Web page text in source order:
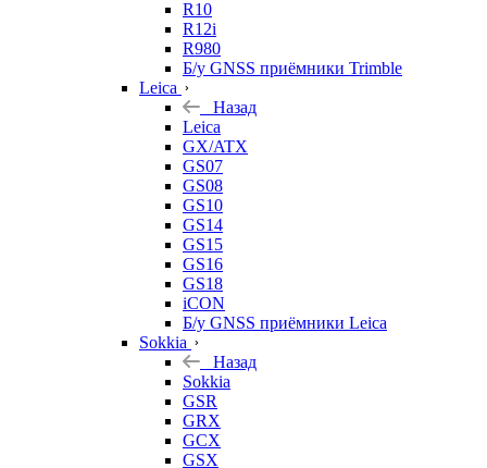
R10
R12i
R980
Б/у GNSS приёмники Trimble
Leica
Назад
Leica
GX/ATX
GS07
GS08
GS10
GS14
GS15
GS16
GS18
iCON
Б/у GNSS приёмники Leica
Sokkia
Назад
Sokkia
GSR
GRX
GCX
GSX